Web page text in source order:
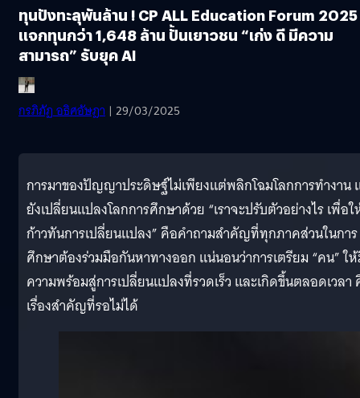
ทุนปังทะลุพันล้าน ! CP ALL Education Forum 2025
แจกทุนกว่า 1,648 ล้าน ปั้นเยาวชน “เก่ง ดี มีความ
สามารถ” รับยุค AI
กรภิภัฏ อธิศอัษฎา | 29/03/2025
การมาของปัญญาประดิษฐ์ไม่เพียงแต่พลิกโฉมโลกการทำงาน
ยังเปลี่ยนแปลงโลกการศึกษาด้วย “เราจะปรับตัวอย่างไร เพื่อ
ก้าวทันการเปลี่ยนแปลง”​ คือคำถามสำคัญที่ทุกภาคส่วนในการ
ศึกษาต้องร่วมมือกันหาทางออก แน่นอนว่าการเตรียม “คน” ใ
ความพร้อมสู่การเปลี่ยนแปลงที่รวดเร็ว และเกิดขึ้นตลอดเวลา
เรื่องสำคัญที่รอไม่ได้